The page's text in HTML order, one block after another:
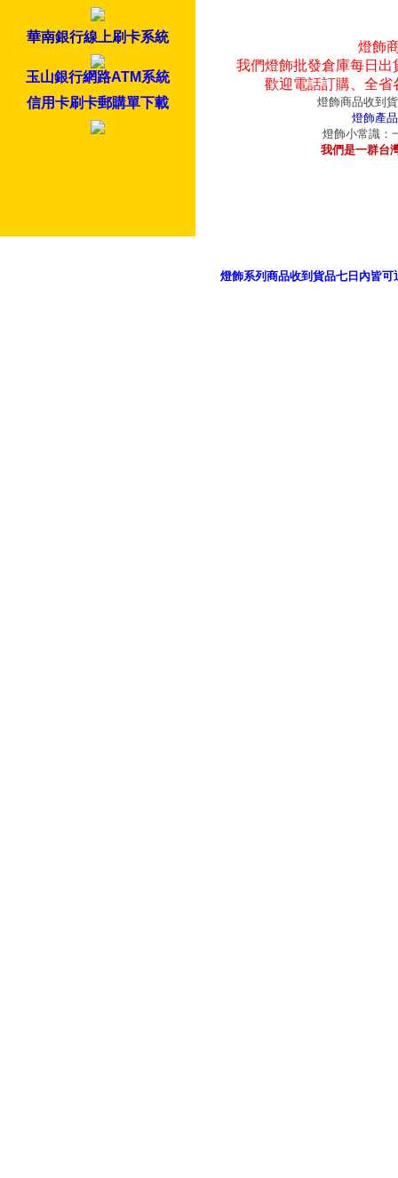
華南銀行線上刷卡系統
玉山銀行網路ATM系統
信用卡刷卡郵購單下載
燈飾
我們燈飾批發倉庫每日
歡迎電話訂購、全
燈飾商品收到
燈飾產
燈飾小常識：
我們是一群台
燈飾系列商品收到貨品七日內皆